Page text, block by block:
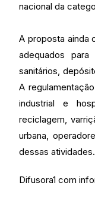
nacional da
A proposta ainda
adequados
sanitários,
A
industrial e
reciclagem,
urbana,
dessas atividades.
Difusora1 com